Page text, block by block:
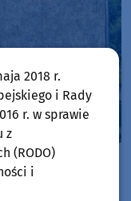
w
2018 r.
i Rady
r. w sprawie
z
(RODO)
i